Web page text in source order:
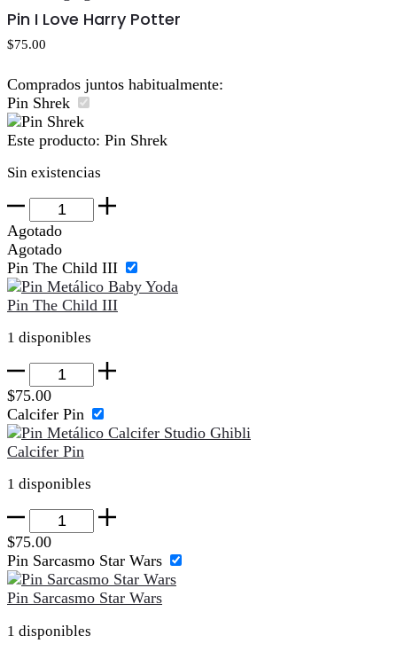
carrito
Pin I Love Harry Potter
$75.00
Comprados juntos habitualmente:
Pin Shrek
Este producto: Pin Shrek
Sin existencias
Pin
Shrek
cantidad
Agotado
Agotado
Pin The Child III
Pin The Child III
1 disponibles
Pin
The
Child
III
cantidad
$75.00
Calcifer Pin
Calcifer Pin
1 disponibles
Calcifer
Pin
cantidad
$75.00
Pin Sarcasmo Star Wars
Pin Sarcasmo Star Wars
1 disponibles